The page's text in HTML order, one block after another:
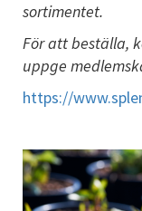
sortimentet.
För att beställa,
uppge
https://